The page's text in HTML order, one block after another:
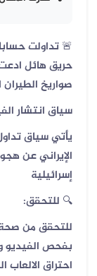
🚨 تداولت
حريق هائل
صواريخ
سياق انتشار
يأتي سياق
الإيراني عن
إسرائيلية
🔍 للتحقق:
للتحقق من
بفحص الفيديو
احتراق الالعاب